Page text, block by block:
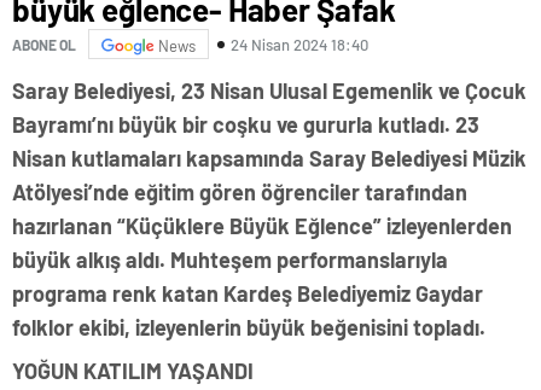
büyük eğlence- Haber Şafak
ABONE OL News 24 Nisan 2024 18:40
Saray Belediyesi, 23 Nisan Ulusal Egemenlik ve Çocuk
Bayramı’nı büyük bir coşku ve gururla kutladı. 23
Nisan kutlamaları kapsamında Saray Belediyesi Müzik
Atölyesi’nde eğitim gören öğrenciler tarafından
hazırlanan “Küçüklere Büyük Eğlence” izleyenlerden
büyük alkış aldı. Muhteşem performanslarıyla
programa renk katan Kardeş Belediyemiz Gaydar
folklor ekibi, izleyenlerin büyük beğenisini topladı.
YOĞUN KATILIM YAŞANDI